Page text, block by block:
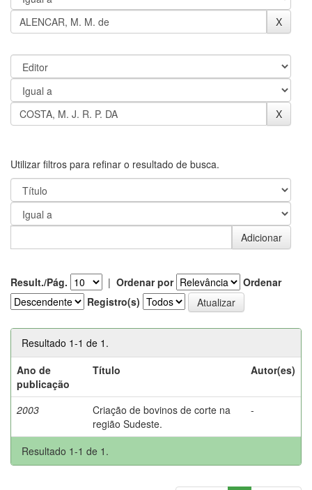
Utilizar filtros para refinar o resultado de busca.
Result./Pág. | Ordenar por
Ordenar
Registro(s)
Resultado 1-1 de 1.
Ano de
publicação
Título Autor(es)
2003
Criação de bovinos de corte na
região Sudeste.
-
Resultado 1-1 de 1.